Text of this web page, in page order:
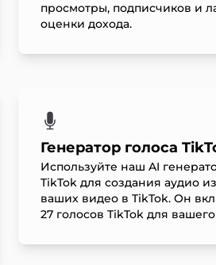
просмотры, подписчиков и
оценки дохода.
Генератор голоса
Используйте наш AI
TikTok для создания аудио
ваших видео в TikTok. Он
27 голосов TikTok для